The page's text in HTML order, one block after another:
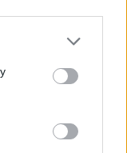
w innej roli.
że jest
kontraktu na
a pracą–